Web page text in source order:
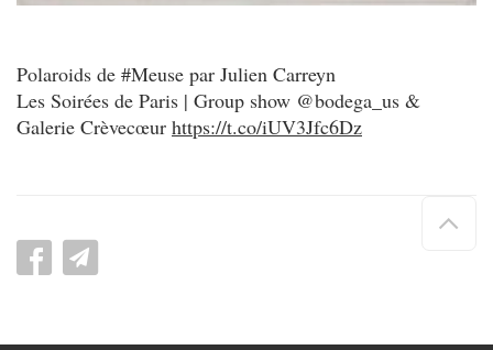
Polaroids de #Meuse par Julien Carreyn
Les Soirées de Paris | Group show @bodega_us &
Galerie Crèvecœur https://t.co/iUV3Jfc6Dz
de